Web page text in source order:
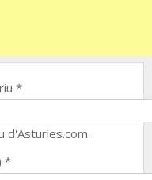
*
d'Asturies.com.
*